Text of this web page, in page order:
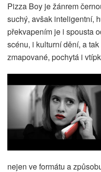
Pizza Boy je žánrem
suchý, avšak inteligentní,
překvapením je i spousta
scénu, i kulturní dění, a
zmapované, pochytá i
nejen ve formátu a